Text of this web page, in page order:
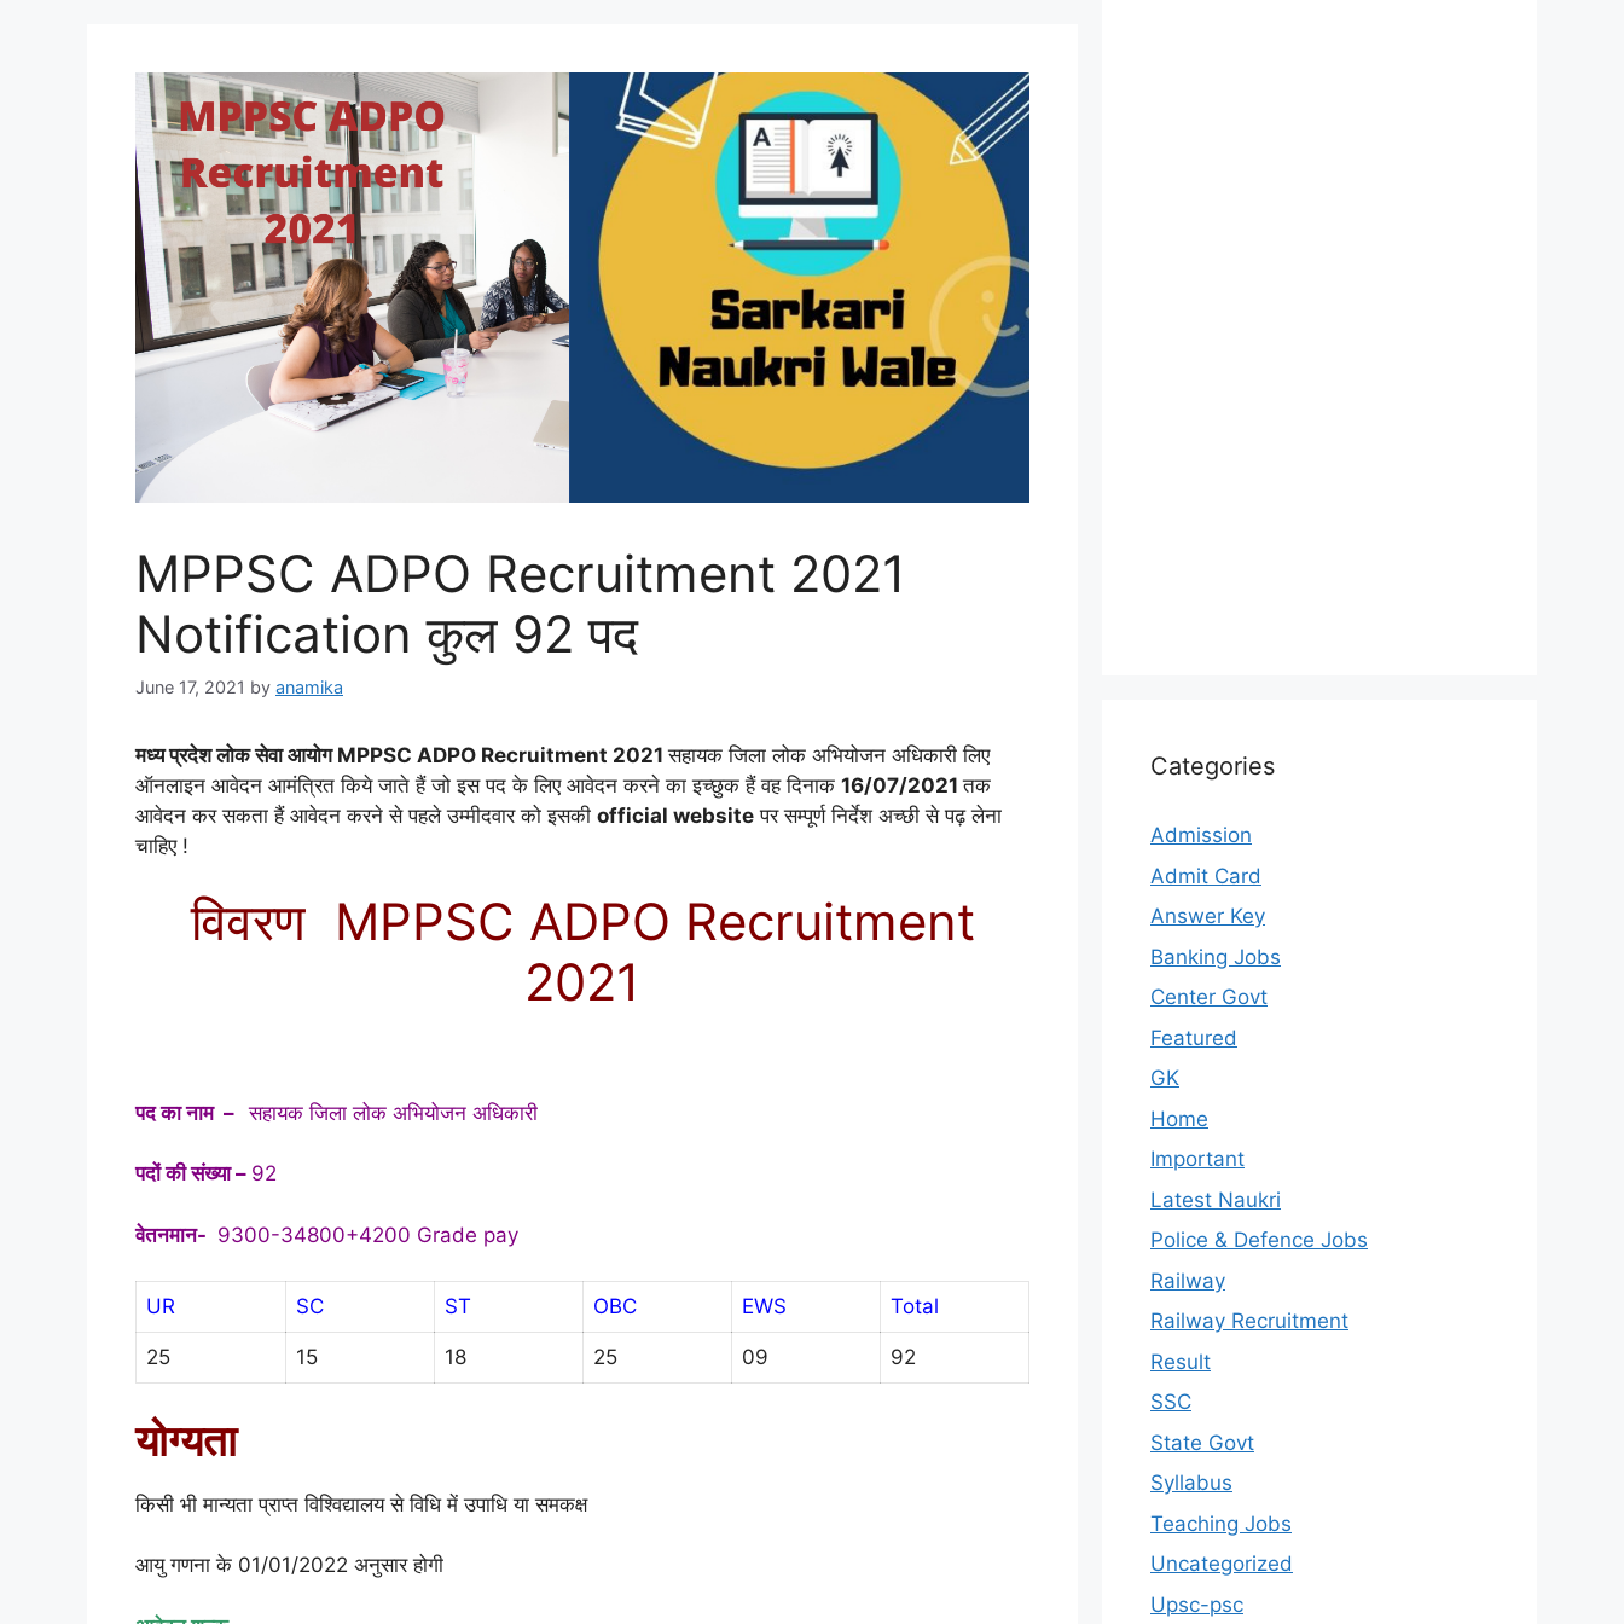
MPPSC ADPO Recruitment 2021
Notification कुल 92 पद
June 17, 2021 by anamika
मध्य प्रदेश लोक सेवा आयोग MPPSC ADPO Recruitment 2021सहायक जिला लोक अभियोजन अधिकारी लिए
ऑनलाइन आवेदन आमंत्रित किये जाते हैं जो इस पद के लिए आवेदन करने का इच्छुक हैं वह दिनाक 16/07/2021तक
आवेदन कर सकता हैं आवेदन करने से पहले उम्मीदवार को इसकी official website पर सम्पूर्ण निर्देश अच्छी से पढ़ लेना
चाहिए !
विवरण MPPSC ADPO Recruitment
2021
पद का नाम –सहायक जिला लोक अभियोजन अधिकारी
पदों की संख्या – 92
वेतनमान- 9300-34800+4200 Grade pay
UR SC ST OBC EWS Total
25 15 18 25 09 92
योग्यता
किसी भी मान्यता प्राप्त विश्विद्यालय से विधि में उपाधि या समकक्ष
आयु गणना के 01/01/2022 अनुसार होगी
Categories
Admission
Admit Card
Answer Key
Banking Jobs
Center Govt
Featured
GK
Home
Important
Latest Naukri
Police & Defence Jobs
Railway
Railway Recruitment
Result
SSC
State Govt
Syllabus
Teaching Jobs
Uncategorized
Upsc-psc